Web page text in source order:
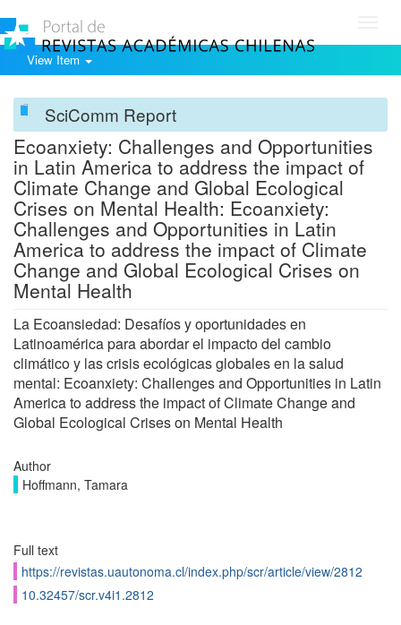
View Item
SciComm Report
Ecoanxiety: Challenges and Opportunities
in Latin America to address the impact of
Climate Change and Global Ecological
Crises on Mental Health: Ecoanxiety:
Challenges and Opportunities in Latin
America to address the impact of Climate
Change and Global Ecological Crises on
Mental Health
La Ecoansiedad: Desafíos y oportunidades en
Latinoamérica para abordar el impacto del cambio
climático y las crisis ecológicas globales en la salud
mental: Ecoanxiety: Challenges and Opportunities in Latin
America to address the impact of Climate Change and
Global Ecological Crises on Mental Health
Author
Hoffmann, Tamara
Full text
https://revistas.uautonoma.cl/index.php/scr/article/view/2812
10.32457/scr.v4i1.2812